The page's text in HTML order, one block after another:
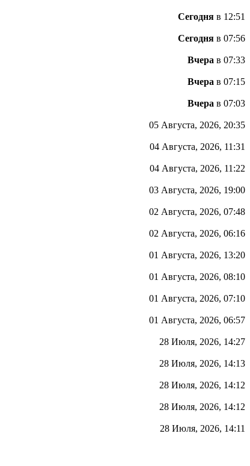
Сегодня в 12:51
Сегодня в 07:56
Вчера в 07:33
Вчера в 07:15
Вчера в 07:03
05 Августа, 2026, 20:35
04 Августа, 2026, 11:31
04 Августа, 2026, 11:22
03 Августа, 2026, 19:00
02 Августа, 2026, 07:48
02 Августа, 2026, 06:16
01 Августа, 2026, 13:20
01 Августа, 2026, 08:10
01 Августа, 2026, 07:10
01 Августа, 2026, 06:57
28 Июля, 2026, 14:27
28 Июля, 2026, 14:13
28 Июля, 2026, 14:12
28 Июля, 2026, 14:12
28 Июля, 2026, 14:11